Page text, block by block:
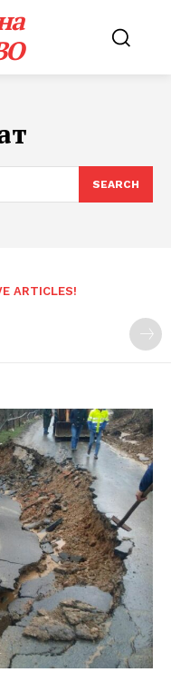
SEARCH
ARTICLES!